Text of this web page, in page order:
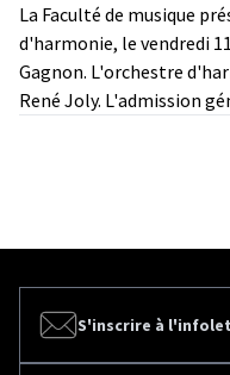
La Faculté de musique
d'harmonie, le vendredi
Gagnon. L'orchestre
René Joly. L'admission
S'inscrire à